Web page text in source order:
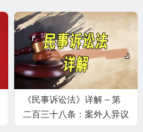
《民事诉讼法》详解 – 第
二百三十八条：案外人异议